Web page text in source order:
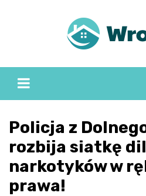
Policja z
rozbija siatkę
narkotyków w
prawa!